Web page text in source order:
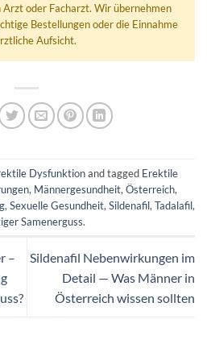
oder Facharzt. Wir übernehmen
Bestellungen oder die Einnahme
Aufsicht.
Dysfunktionand tagged Erektile
, Männergesundheit, Österreich,
, Sexuelle Gesundheit, Sildenafil, Tadalafil,
Samenerguss.
–
Sildenafil Nebenwirkungen im
Detail — Was Männer in
Österreich wissen sollten